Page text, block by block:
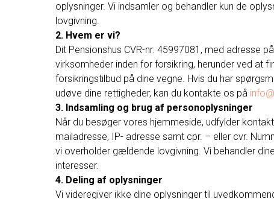
oplysninger. Vi indsamler og behandler kun de
lovgivning.
2. Hvem er vi?
Dit Pensionshus CVR-nr. 45997081, med adresse
virksomheder inden for forsikring, herunder ved at
forsikringstilbud på dine vegne. Hvis du har
udøve dine rettigheder, kan du kontakte os på
3. Indsamling og brug af personoplysninger
Når du besøger vores hjemmeside, udfylder
mailadresse, IP- adresse samt cpr. – eller cvr.
vi overholder gældende lovgivning. Vi behandler
interesser.
4. Deling af oplysninger
Vi videregiver ikke dine oplysninger til